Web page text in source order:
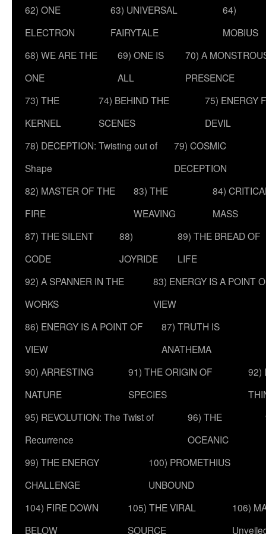
62) ONE
ELECTRON
63) UNIVERSAL
FAIRYTALE
64)
MOBIUS
68) WE ARE THE
ONE
69) ONE IS
ALL
70) A
PRESENCE
73) THE
KERNEL
74) BEHIND THE
SCENES
75) ENERGY
DEVIL
78) DECEPTION: Twisting out of
Shape
79) COSMIC
DECEPTION
82) MASTER OF THE
FIRE
83) THE
WEAVING
84)
MASS
87) THE SILENT
CODE
88)
JOYRIDE
89) THE BREAD OF
LIFE
92) A SPANNER IN THE
WORKS
83) ENERGY IS A POINT
VIEW
86) ENERGY IS A POINT OF
VIEW
87) TRUTH IS
ANATHEMA
90) ARRESTING
NATURE
91) THE ORIGIN OF
SPECIES
92)
95) REVOLUTION: The Twist of
Recurrence
96) THE
OCEANIC
99) THE ENERGY
CHALLENGE
100) PROMETHIUS
UNBOUND
104) FIRE DOWN
BELOW
105) THE VIRAL
SOURCE
106)